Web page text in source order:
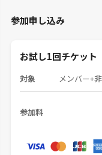
参加申し込み
お試し1回チケット
対象 メンバー+
参加料